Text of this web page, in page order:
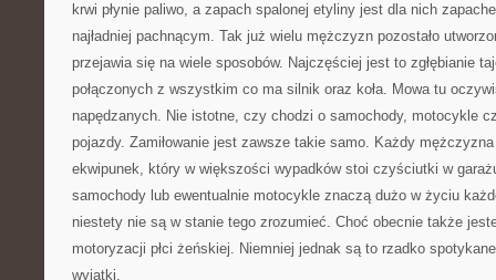
krwi płynie paliwo, a zapach spalonej etyliny jest dla nich
najładniej pachnącym. Tak już wielu mężczyzn pozostało
przejawia się na wiele sposobów. Najczęściej jest to zgłębianie
połączonych z wszystkim co ma silnik oraz koła. Mowa tu
napędzanych. Nie istotne, czy chodzi o samochody, motocykle
pojazdy. Zamiłowanie jest zawsze takie samo. Każdy
ekwipunek, który w większości wypadków stoi czyściutki w
samochody lub ewentualnie motocykle znaczą dużo w życiu
niestety nie są w stanie tego zrozumieć. Choć obecnie także
motoryzacji płci żeńskiej. Niemniej jednak są to rzadko
wyjątki.